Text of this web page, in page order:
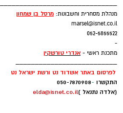
מנהלת מסחרית וחשבונות: מרסל בן שמחון
marsel@isnet.co.il
052-5855522
-
מתכנת ראשי - אנדרי טורשקין
__________________________
לפרסום באתר אשדוד נט ורשת ישראל נט
התקשרו -
050-7870908
(אלדה נתנאל )elda@isnet.co.il